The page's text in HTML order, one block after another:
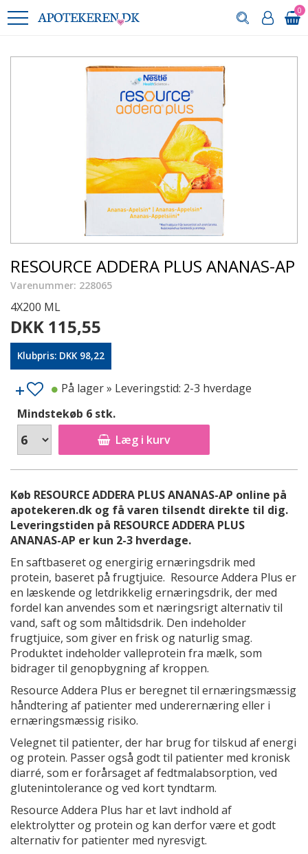
0
RESOURCE ADDERA PLUS ANANAS-AP
Varenummer: 228065
4X200 ML
DKK 115,55
Klubpris: DKK 98,22
Mindstekøb 6 stk.
Læg i kurv
På lager» Leveringstid: 2-3 hverdage
Køb RESOURCE ADDERA PLUS ANANAS-AP online på
apotekeren.dk og få varen tilsendt direkte til dig.
Leveringstiden på RESOURCE ADDERA PLUS
ANANAS-AP er kun 2-3 hverdage.
En saftbaseret og energirig ernæringsdrik med
protein, baseret på frugtjuice. Resource Addera Plus er
en læskende og letdrikkelig ernæringsdrik, der med
fordel kan anvendes som et næringsrigt alternativ til
vand, saft og som måltidsdrik. Den indeholder
frugtjuice, som giver en frisk og naturlig smag.
Produktet indeholder valleprotein fra mælk, som
bidrager til genopbygning af kroppen.
Resource Addera Plus er beregnet til ernæringsmæssig
håndtering af patienter med underernæring eller i
ernæringsmæssig risiko.
Velegnet til patienter, der har brug for tilskud af energi
og protein. Passer også godt til patienter med kronisk
diarré, som er forårsaget af fedtmalabsorption, ved
glutenintolerance og ved kort tyndtarm.
Resource Addera Plus har et lavt indhold af
elektrolytter og protein og kan derfor være et godt
alternativ for patienter med nyresvigt.